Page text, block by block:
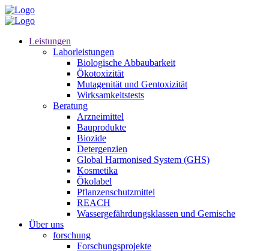
Leistungen
Laborleistungen
Biologische Abbaubarkeit
Ökotoxizität
Mutagenität und Gentoxizität
Wirksamkeitstests
Beratung
Arzneimittel
Bauprodukte
Biozide
Detergenzien
Global Harmonised System (GHS)
Kosmetika
Ökolabel
Pflanzenschutzmittel
REACH
Wassergefährdungsklassen und Gemische
Über uns
forschung
Forschungsprojekte